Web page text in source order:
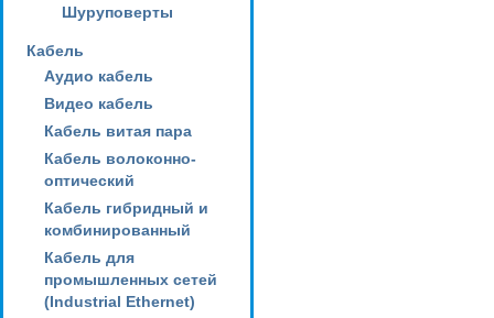
Шуруповерты
Кабель
Аудио кабель
Видео кабель
Кабель витая пара
Кабель волоконно-
оптический
Кабель гибридный и
комбинированный
Кабель для
промышленных сетей
(Industrial Ethernet)